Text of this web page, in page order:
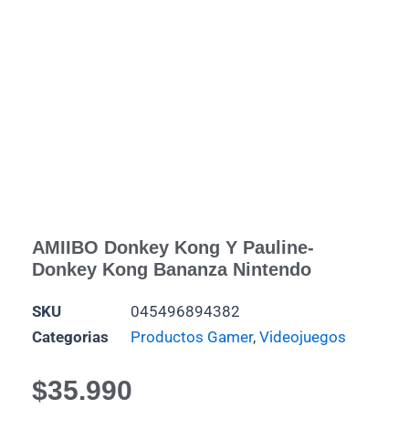
AMIIBO Donkey Kong Y Pauline-
Donkey Kong Bananza Nintendo
SKU
045496894382
Categorias
Productos Gamer, Videojuegos
$35.990